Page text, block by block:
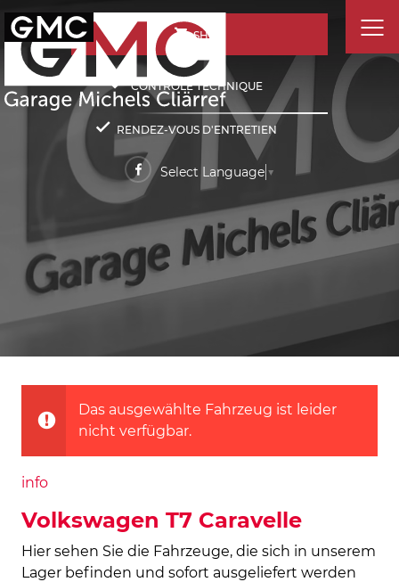
SHOP
CONTRÔLE TECHNIQUE
RENDEZ-VOUS D'ENTRETIEN
Select Language ▼
Das ausgewählte Fahrzeug ist leider
nicht verfügbar.
info
Volkswagen T7 Caravelle
Hier sehen Sie die Fahrzeuge, die sich in unserem
Lager befinden und sofort ausgeliefert werden